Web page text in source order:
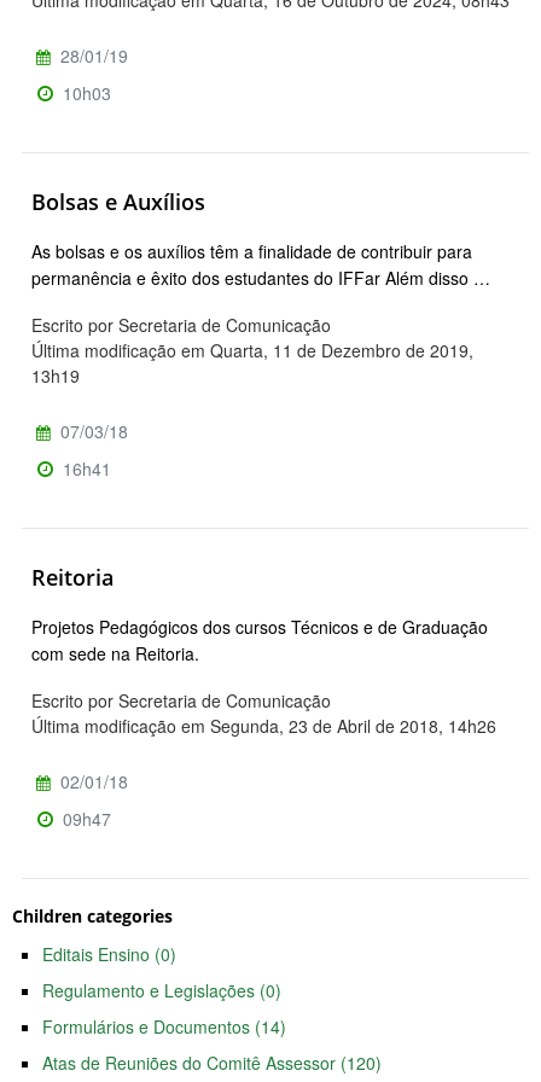
28/01/19
10h03
Bolsas e Auxílios
As bolsas e os auxílios têm a finalidade de contribuir para
permanência e êxito dos estudantes do IFFar Além disso …
Escrito por Secretaria de Comunicação
Última modificação em Quarta, 11 de Dezembro de 2019,
13h19
07/03/18
16h41
Reitoria
Projetos Pedagógicos dos cursos Técnicos e de Graduação
com sede na Reitoria.
Escrito por Secretaria de Comunicação
Última modificação em Segunda, 23 de Abril de 2018, 14h26
02/01/18
09h47
Children categories
Editais Ensino (0)
Regulamento e Legislações (0)
Formulários e Documentos (14)
Atas de Reuniões do Comitê Assessor (120)